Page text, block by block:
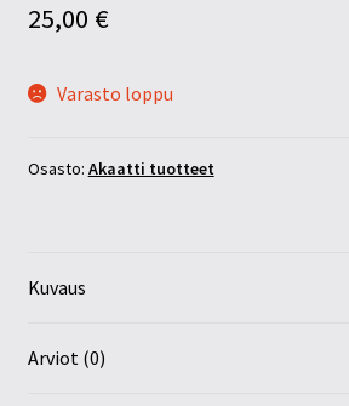
25,00 €
Varasto loppu
Osasto: Akaatti tuotteet
Kuvaus
Arviot (0)